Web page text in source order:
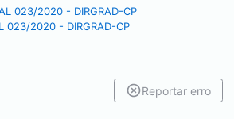
023/2020 - DIRGRAD-CP
023/2020 - DIRGRAD-CP
Reportar erro